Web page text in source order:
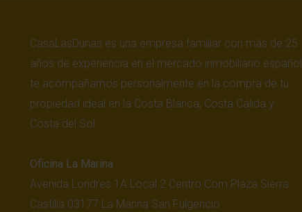
CasaLasDunas es una empresa familiar con más de 25
años de experiencia en el mercado inmobiliario español
te acompañamos personalmente en la compra de tu
propiedad ideal en la Costa Blanca, Costa Cálida y
Costa del Sol.
Oficina La Marina
Avenida Londres 1A Local 2 Centro Com Plaza Sierra
Castilla 03177 La Marina San Fulgencio